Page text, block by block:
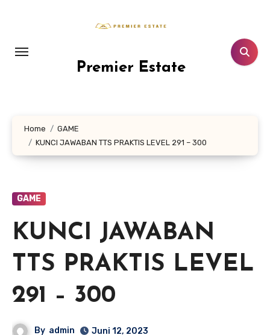
Premier Estate
Home
GAME
KUNCI JAWABAN TTS PRAKTIS LEVEL 291 – 300
GAME
KUNCI JAWABAN
TTS PRAKTIS LEVEL
291 – 300
By admin
Juni 12, 2023